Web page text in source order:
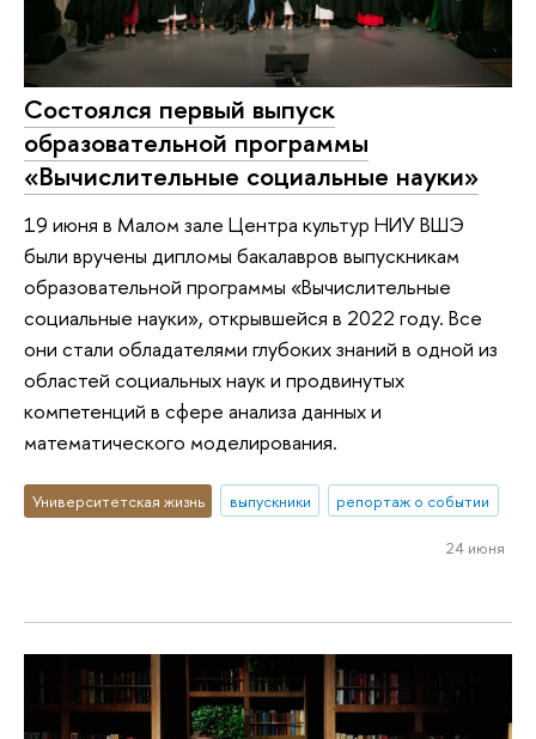
Состоялся первый выпуск
образовательной программы
«Вычислительные социальные науки»
19 июня в Малом зале Центра культур НИУ ВШЭ
были вручены дипломы бакалавров выпускникам
образовательной программы «Вычислительные
социальные науки», открывшейся в 2022 году. Все
они стали обладателями глубоких знаний в одной из
областей социальных наук и продвинутых
компетенций в сфере анализа данных и
математического моделирования.
Университетская жизнь выпускники репортаж о событии
24 июня